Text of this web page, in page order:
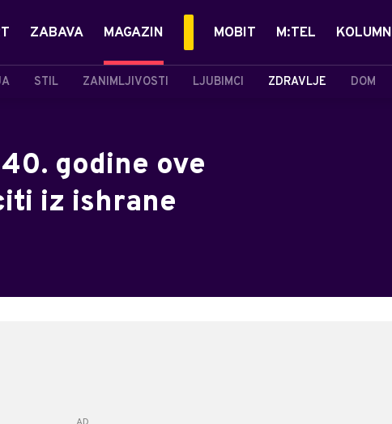
ZABAVA MAGAZIN
STIL ZANIMLJIVOSTI LJUBIMCI ZDRAVLJE DOM
MOBIT M:TEL
godine ove
iz ishrane